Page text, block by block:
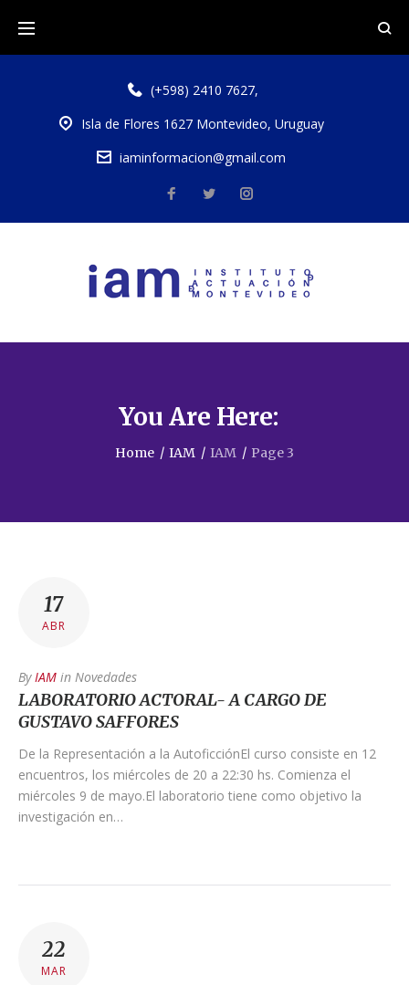
(+598) 2410 7627,
Isla de Flores 1627 Montevideo, Uruguay
iaminformacion@gmail.com
You Are Here:
Home / IAM / IAM / Page 3
17
ABR
ByIAM in Novedades
LABORATORIO ACTORAL- A CARGO DE
GUSTAVO SAFFORES
De la Representación a la AutoficciónEl curso consiste en 12
encuentros, los miércoles de 20 a 22:30 hs. Comienza el
miércoles 9 de mayo.El laboratorio tiene como objetivo la
investigación en…
22
MAR